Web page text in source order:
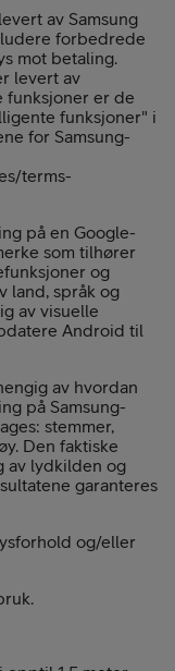
av Samsung
forbedrede
mot betaling.
levert av
funksjoner er de
funksjoner" i
for Samsung-
terms-
på en Google-
som tilhører
og
land, språk og
av visuelle
Android til
av hvordan
på Samsung-
stemmer,
Den faktiske
av lydkilden og
garanteres
og/eller